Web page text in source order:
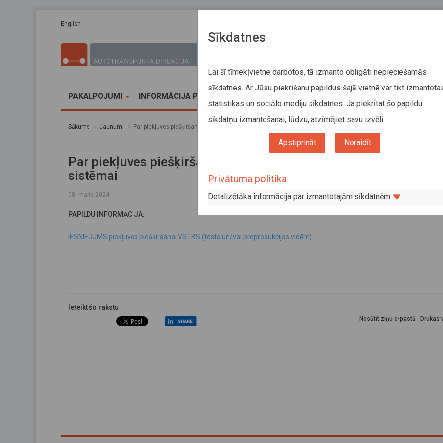
English
PAKALPOJUMI INFORMĀCIJA PĀRVADĀTĀJIEM
Sākums Jaunumi Par piekļuves piešķiršanu Vienotai sabiedriskā transporta biļešu sistēmai
Par piekļuves piešķiršanu Vienotai sabiedriskā transporta biļešu
sistēmai
08. marts 2024
PAPILDU INFORMĀCIJA:
IESNIEGUMS piekļuves piešķiršanai VSTBS (testa un/vai preprodukcijas vidēm)
Ieteikt šo rakstu
Drukas
Nosūtīt ziņu e-pastā
Sīkdatnes
Lai šī tīmekļvietne darbotos, tā izmanto obligāti nepieciešamās
sīkdatnes. Ar Jūsu piekrišanu papildus šajā vietnē var tikt
statistikas un sociālo mediju sīkdatnes. Ja piekrītat šo papildu
sīkdatņu izmantošanai, lūdzu, atzīmējiet savu izvēli:
Apstiprināt Noraidīt
Privātuma politika
Detalizētāka informācija par izmantotajām sīkdatnēm